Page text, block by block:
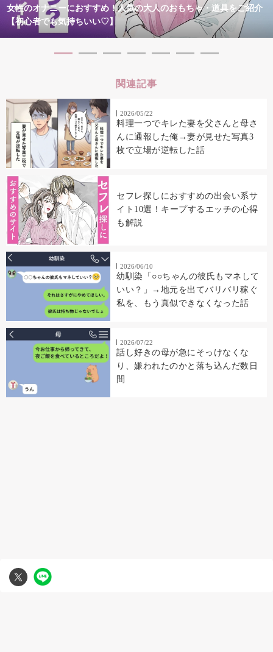
女性のオナニーにおすすめ！人気の大人のおもちゃ・道具をご紹介
【初心者でも気持ちいい♡】
関連記事
2026/05/22
料理一つでキレた妻を父さんと母さ
んに通報した俺→妻が見せた写真3
枚で立場が逆転した話
セフレ探しにおすすめの出会い系サ
イト10選！キープするエッチの心得
も解説
2026/06/10
幼馴染「○○ちゃんの彼氏もマネして
いい？」→地元を出てバリバリ稼ぐ
私を、もう真似できなくなった話
2026/07/22
話し好きの母が急にそっけなくな
り、嫌われたのかと落ち込んだ数日
間